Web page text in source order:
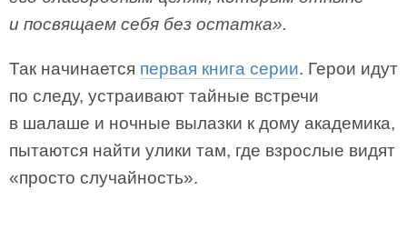
и посвящаем себя без остатка».
Так начинается первая книга серии. Герои идут
по следу, устраивают тайные встречи
в шалаше и ночные вылазки к дому академика,
пытаются найти улики там, где взрослые видят
«просто случайность».